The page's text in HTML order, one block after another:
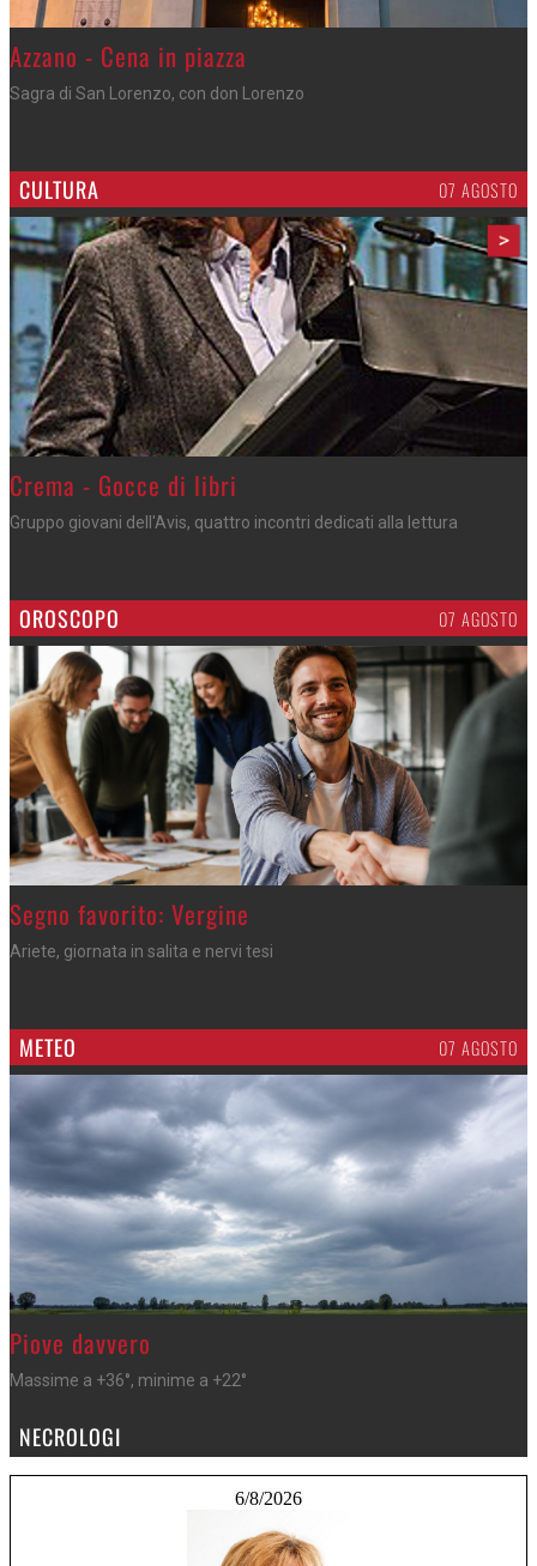
Gli appuntamenti fino a sabato
Cosa fare questi giorni nel Cremasco
CULTURA 07 AGOSTO
>
Crema - Gocce di libri
Gruppo giovani dell'Avis, quattro incontri dedicati alla lettura
OROSCOPO 07 AGOSTO
>
Segno favorito: Vergine
Ariete, giornata in salita e nervi tesi
METEO 07 AGOSTO
>
Piove davvero
Massime a +36°, minime a +22°
NECROLOGI
6/8/2026